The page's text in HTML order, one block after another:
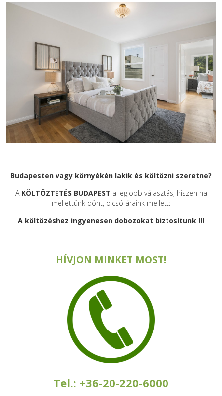
Budapesten vagy környékén lakik és költözni szeretne?
A KÖLTÖZTETÉS BUDAPEST a legjobb választás, hiszen ha
mellettünk dönt, olcsó áraink mellett:
A költözéshez ingyenesen dobozokat biztosítunk !!!
HÍVJON MINKET MOST!
Tel.: +36-20-220-6000